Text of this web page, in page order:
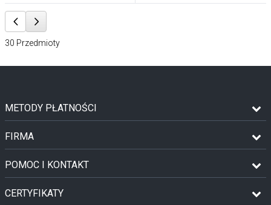
30 Przedmioty
METODY PŁATNOŚCI
FIRMA
POMOC I KONTAKT
CERTYFIKATY